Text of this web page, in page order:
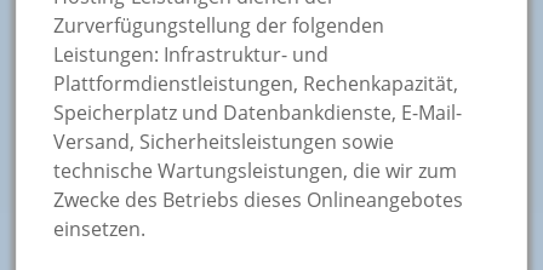
Zurverfügungstellung der folgenden
Leistungen: Infrastruktur- und
Plattformdienstleistungen, Rechenkapazität,
Speicherplatz und Datenbankdienste, E-Mail-
Versand, Sicherheitsleistungen sowie
technische Wartungsleistungen, die wir zum
Zwecke des Betriebs dieses Onlineangebotes
einsetzen.